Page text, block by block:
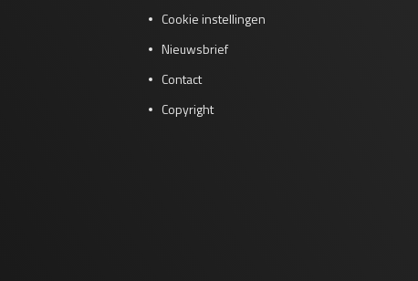
Cookie instellingen
Nieuwsbrief
Contact
Copyright